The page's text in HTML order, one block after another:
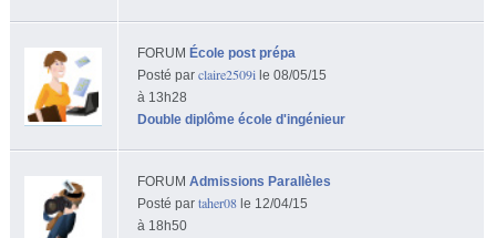
FORUM École post prépa
Posté par claire2509ile 08/05/15
à 13h28
Double diplôme école d'ingénieur
FORUM Admissions Parallèles
Posté par taher08le 12/04/15
à 18h50